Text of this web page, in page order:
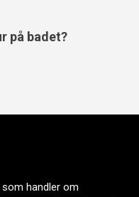
på badet?
handler om